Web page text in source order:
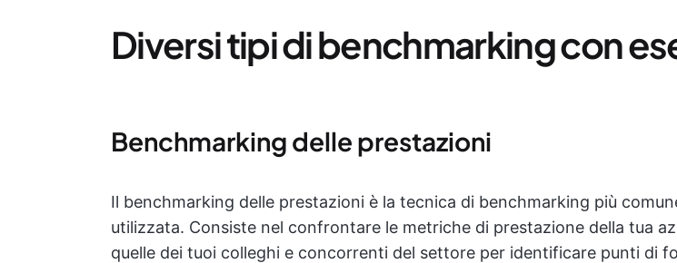
Diversi tipi di benchmarking con
Benchmarking delle prestazioni
Il benchmarking delle prestazioni è la tecnica di benchmarking più
utilizzata. Consiste nel confrontare le metriche di prestazione della tua
quelle dei tuoi colleghi e concorrenti del settore per identificare punti di